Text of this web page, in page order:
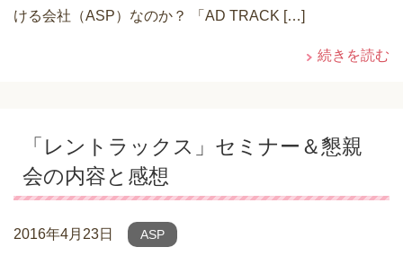
ける会社（ASP）なのか？ 「AD TRACK […]
続きを読む
「レントラックス」セミナー＆懇親
会の内容と感想
2016年4月23日 ASP